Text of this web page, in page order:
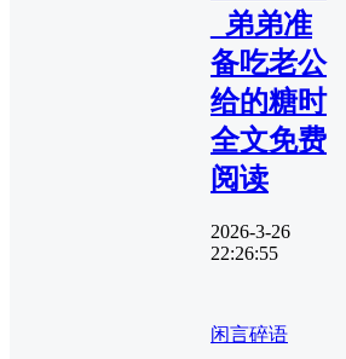
_弟弟准
备吃老公
给的糖时
全文免费
阅读
2026-3-26
22:26:55
闲言碎语